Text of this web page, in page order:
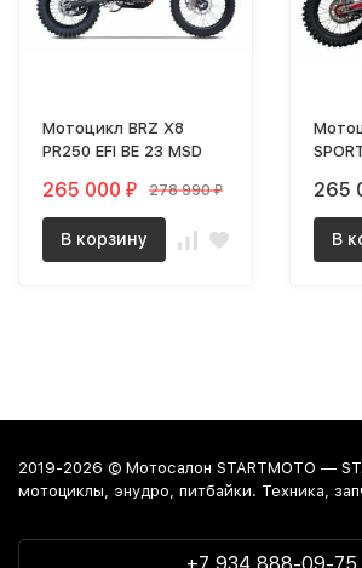
Мотоцикл BRZ X8
PR250 EFI BE 23 MSD
265 000 ₽ 278 990₽
В корзину
265
В
2019-2026 © Мотосалон STARTMOTO —
мотоциклы, энудро, питбайки. Техника,